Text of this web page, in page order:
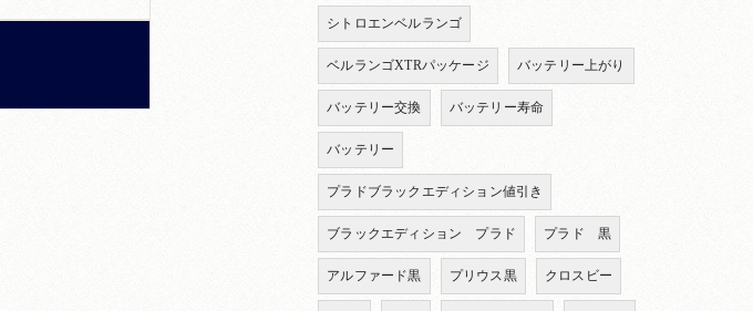
シトロエンベルランゴ
ベルランゴXTRパッケージ バッテリー上がり
バッテリー交換 バッテリー寿命
バッテリー
プラドブラックエディション値引き
ブラックエディション プラド プラド 黒
アルファード黒 プリウス黒 クロスビー